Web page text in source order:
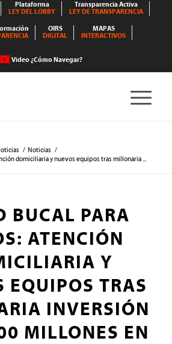
Plataforma
LEY DEL LOBBY
Transparencia Activa
LEY DE TRANSPARENCIA
OIRS
DIGITAL
MAPAS
INTERACTIVOS
Video ¿Cómo Navegar?
/ Noticias /
domiciliaria y nuevos equipos tras millonaria ...
BUCAL PARA
ATENCIÓN
Y
EQUIPOS TRAS
INVERSIÓN
MILLONES EN